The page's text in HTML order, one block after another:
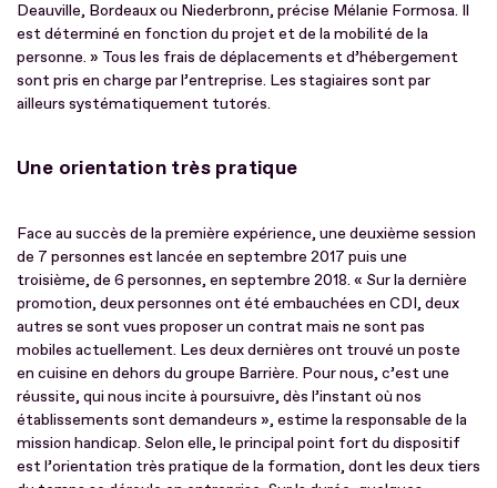
Deauville, Bordeaux ou Niederbronn, précise Mélanie Formosa. Il
est déterminé en fonction du projet et de la mobilité de la
personne. » Tous les frais de déplacements et d’hébergement
sont pris en charge par l’entreprise. Les stagiaires sont par
ailleurs systématiquement tutorés.
Une orientation très pratique
Face au succès de la première expérience, une deuxième session
de 7 personnes est lancée en septembre 2017 puis une
troisième, de 6 personnes, en septembre 2018. « Sur la dernière
promotion, deux personnes ont été embauchées en CDI, deux
autres se sont vues proposer un contrat mais ne sont pas
mobiles actuellement. Les deux dernières ont trouvé un poste
en cuisine en dehors du groupe Barrière. Pour nous, c’est une
réussite, qui nous incite à poursuivre, dès l’instant où nos
établissements sont demandeurs », estime la responsable de la
mission handicap. Selon elle, le principal point fort du dispositif
est l’orientation très pratique de la formation, dont les deux tiers